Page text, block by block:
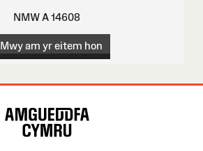
NMW A 14608
Mwy am yr eitem hon